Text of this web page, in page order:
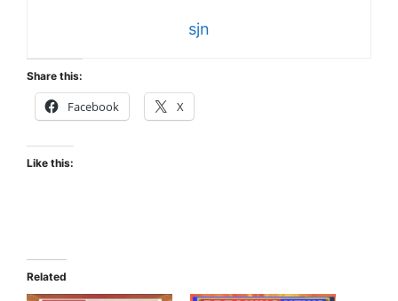
sjn
Share this:
Facebook X
Like this:
Related